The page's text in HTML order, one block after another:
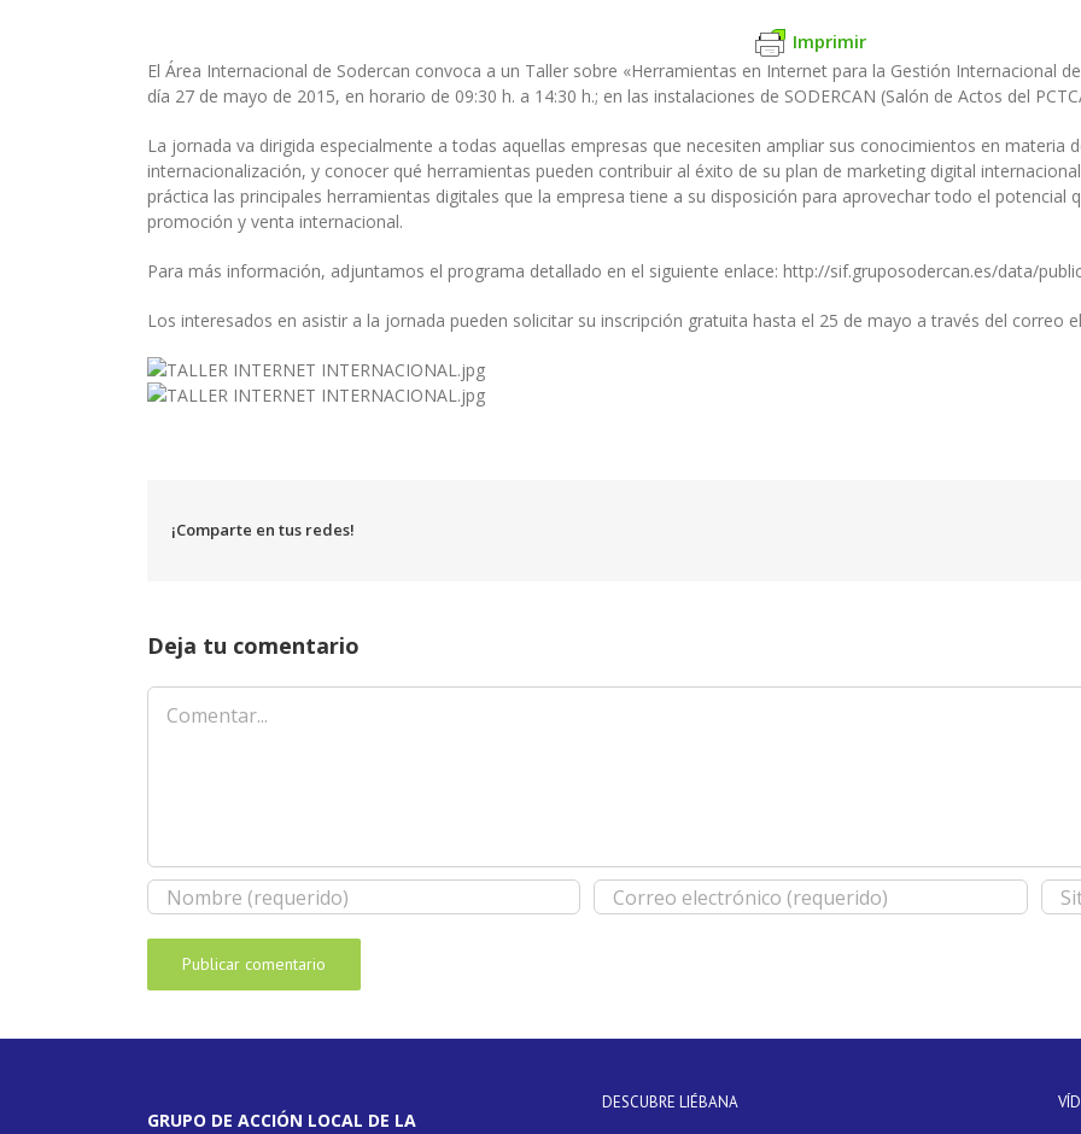
Imprimir
El Área Internacional de Sodercan convoca a un Taller sobre «Herramientas en Internet para la Gestión Internacional
día 27 de mayo de 2015, en horario de 09:30 h. a 14:30 h.; en las instalaciones de SODERCAN (Salón de Actos del
La jornada va dirigida especialmente a todas aquellas empresas que necesiten ampliar sus conocimientos en materia
internacionalización, y conocer qué herramientas pueden contribuir al éxito de su plan de marketing digital
práctica las principales herramientas digitales que la empresa tiene a su disposición para aprovechar todo el
promoción y venta internacional.
Para más información, adjuntamos el programa detallado en el siguiente enlace: http://sif.gruposodercan.es/data/
Los interesados en asistir a la jornada pueden solicitar su inscripción gratuita hasta el 25 de mayo a través del correo
¡Comparte en tus redes!
Deja tu comentario
Comentar
GRUPO DE ACCIÓN LOCAL DE LA
DESCUBRE LIÉBANA